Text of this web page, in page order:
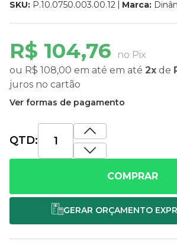
SKU: P.10.0750.003.00.12 Marca:
R$ 104,76
no Pix
ou R$ 108,00 em até em até 2x de
juros no cartão
Ver formas de pagamento
QTD:
COMPRAR